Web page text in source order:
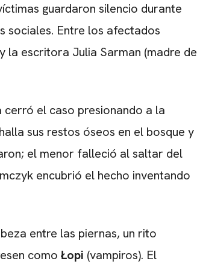
guardaron silencio durante
sociales. Entre los afectados
la escritora Julia Sarman (madre de
cerró el caso presionando a la
sus restos óseos en el bosque y
el menor falleció al saltar del
encubrió el hecho inventando
entre las piernas, un rito
como Łopi (vampiros). El